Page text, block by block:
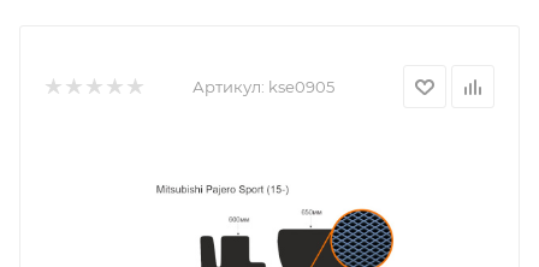
Артикул: kse0905